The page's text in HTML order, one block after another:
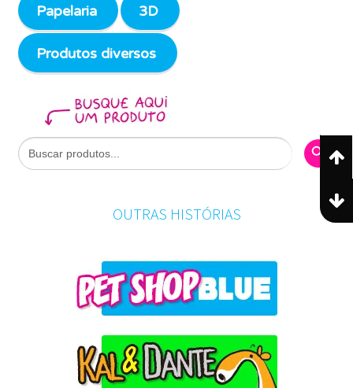
Papelaria 3D
Produtos diversos
Search
for:
Search
OUTRAS HISTÓRIAS